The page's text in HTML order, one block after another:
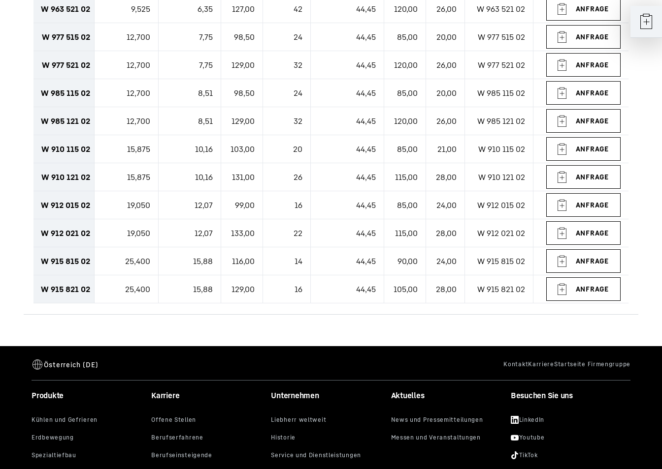
W 963 521 02 9,525 6,35 127,00 42 44,45 120,00 26,00 W 963 521 02
W 977 515 02 12,700 7,75 98,50 24 44,45 85,00 20,00 W 977 515 02
W 977 521 02 12,700 7,75 129,00 32 44,45 120,00 26,00 W 977 521 02
W 985 115 02 12,700 8,51 98,50 24 44,45 85,00 20,00 W 985 115 02
W 985 121 02 12,700 8,51 129,00 32 44,45 120,00 26,00 W 985 121 02
W 910 115 02 15,875 10,16 103,00 20 44,45 85,00 21,00 W 910 115 02
W 910 121 02 15,875 10,16 131,00 26 44,45 115,00 28,00 W 910 121 02
W 912 015 02 19,050 12,07 99,00 16 44,45 85,00 24,00 W 912 015 02
W 912 021 02 19,050 12,07 133,00 22 44,45 115,00 28,00 W 912 021 02
W 915 815 02 25,400 15,88 116,00 14 44,45 90,00 24,00 W 915 815 02
W 915 821 02 25,400 15,88 129,00 16 44,45 105,00 28,00 W 915 821 02
Produkte Karriere Unternehmen Aktuelles Besuchen Sie uns